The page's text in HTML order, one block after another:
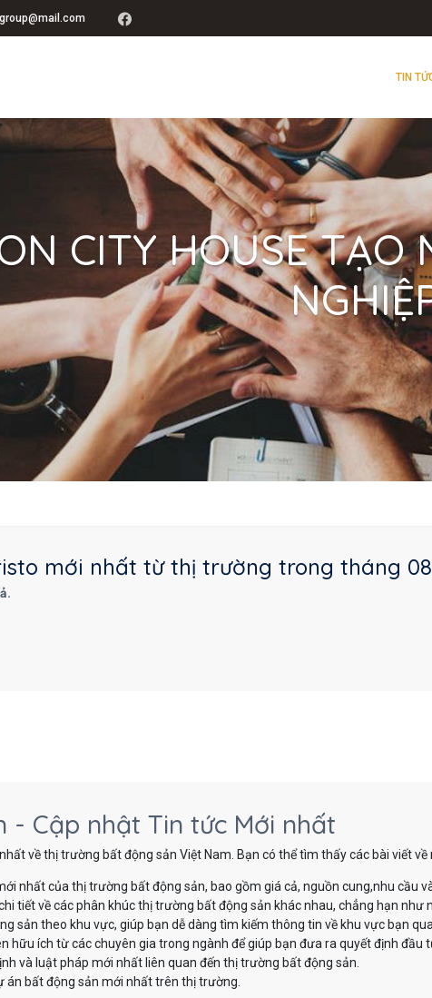
TIN
CITY HOUSE TẠO
mới nhất từ thị trường trong tháng
- Cập nhật Tin tức Mới nhất
về thị trường bất động sản Việt Nam. Bạn có thể tìm thấy các bài viết về
nhất của thị trường bất động sản, bao gồm giá cả, nguồn cung,nhu cầu
tiết về các phân khúc thị trường bất động sản khác nhau, chẳng hạn như
sản theo khu vực, giúp bạn dễ dàng tìm kiếm thông tin về khu vực bạn
hữu ích từ các chuyên gia trong ngành để giúp bạn đưa ra quyết định đầu
và luật pháp mới nhất liên quan đến thị trường bất động sản.
án bất động sản mới nhất trên thị trường.